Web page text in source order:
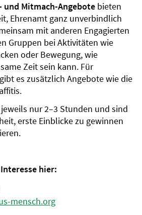
und Mitmach-Angebote bieten
Ehrenamt ganz unverbindlich
mit anderen Engagierten
Gruppen bei Aktivitäten wie
oder Bewegung, wie
Zeit sein kann. Für
es zusätzlich Angebote wie die
nur 2–3 Stunden und sind
erste Einblicke zu gewinnen
hier:
mensch.org